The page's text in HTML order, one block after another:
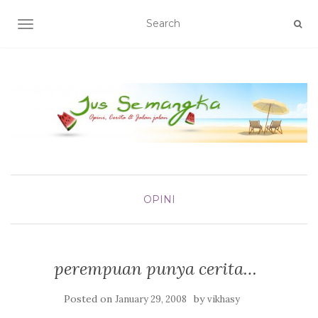
TOGGLE NAVIGATION
OPINI
perempuan punya cerita…
Posted on January 29, 2008 byvikhasy